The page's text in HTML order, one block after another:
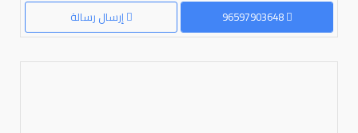
إرسال رسالة 96597903648